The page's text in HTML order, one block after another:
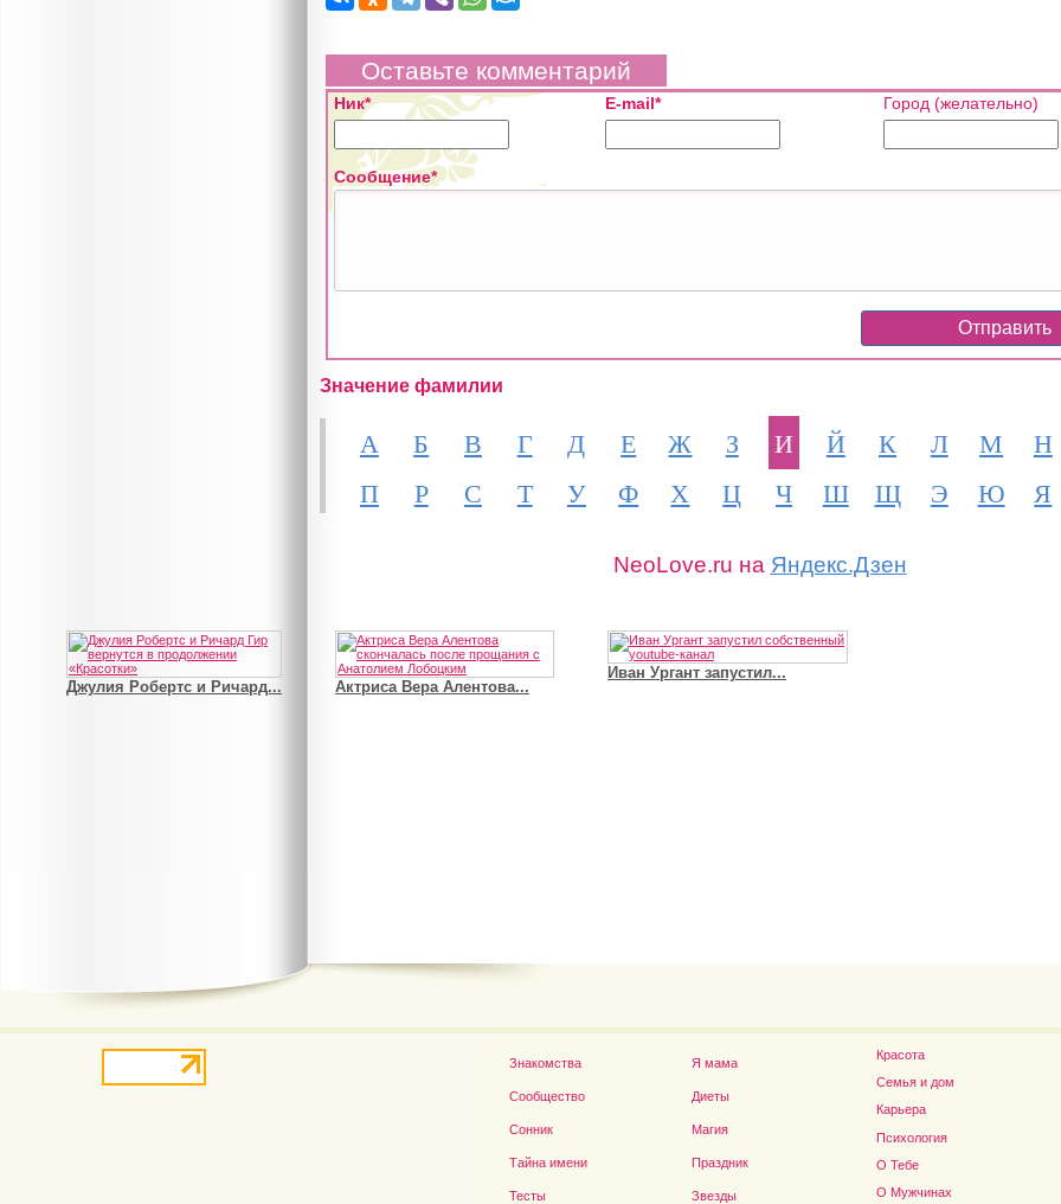
Оставьте комментарий
Ник* E-mail* Город (желательно)
Сообщение*
Значение фамилии
А Б В Г Д Е Ж З И Й К Л М
Н
П
Р С Т У Ф Х Ц Ч Ш Щ Э Ю Я
NeoLove.ru на Яндекс.Дзен
Джулия Робертс и Ричард... Актриса Вера Алентова...
Иван Ургант запустил...
Дэниел Рэдклифф...
Знакомства
Сообщество
Сонник
Тайна имени
Тесты
Я мама
Диеты
Магия
Праздник
Звезды
Красота
Семья и дом
Карьера
Психология
О Тебе
О Мужчинах